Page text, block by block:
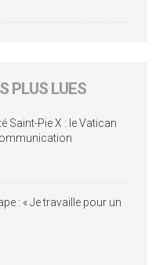
PLUS LUES
Saint-Pie X : le Vatican
: « Je travaille pour un